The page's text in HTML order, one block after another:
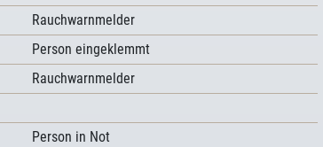
Rauchwarnmelder
Person eingeklemmt
Rauchwarnmelder
Person in Not